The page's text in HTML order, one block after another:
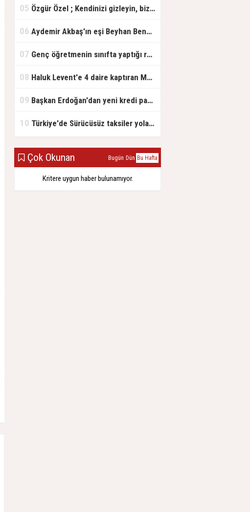
05 Özgür Özel ; Kendinizi gizleyin, bizden işaret bekleyin
06 Aydemir Akbaş'ın eşi Beyhan Benek Akbaş hayatını kaybetti
07 Genç öğretmenin sınıfta yaptığı rezil paylaşım
08 Haluk Levent'e 4 daire kaptıran Müteahhit soluğu savcılıkta aldı
09 Başkan Erdoğan'dan yeni kredi paketi müjdesi: 6 ay geri ödemesiz, 36 ay vadeli
10 Türkiye'de Sürücüsüz taksiler yola çıkmaya hazırlanıyor
Çok Okunan Bugün Dün Bu Hafta
Kritere uygun haber bulunamıyor.